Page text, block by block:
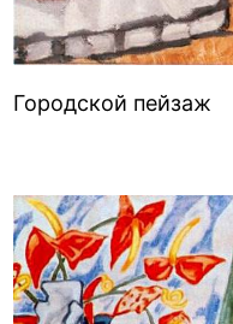
Городской пейзаж